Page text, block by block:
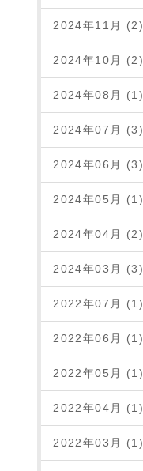
2024年11月 (2)
2024年10月 (2)
2024年08月 (1)
2024年07月 (3)
2024年06月 (3)
2024年05月 (1)
2024年04月 (2)
2024年03月 (3)
2022年07月 (1)
2022年06月 (1)
2022年05月 (1)
2022年04月 (1)
2022年03月 (1)